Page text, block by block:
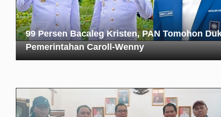
99 Persen Bacaleg Kristen, PAN Tomohon
Pemerintahan Caroll-Wenny